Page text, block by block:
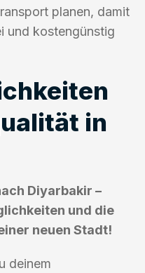
planen, damit
und kostengünstig
in
Diyarbakir –
und die
neuen Stadt!
deinem